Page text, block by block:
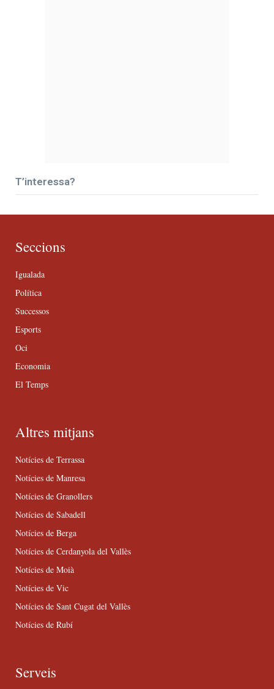
T’interessa?
Seccions
Igualada
Política
Successos
Esports
Oci
Economia
El Temps
Altres mitjans
Notícies de Terrassa
Notícies de Manresa
Notícies de Granollers
Notícies de Sabadell
Notícies de Berga
Notícies de Cerdanyola del Vallès
Notícies de Moià
Notícies de Vic
Notícies de Sant Cugat del Vallès
Notícies de Rubí
Serveis